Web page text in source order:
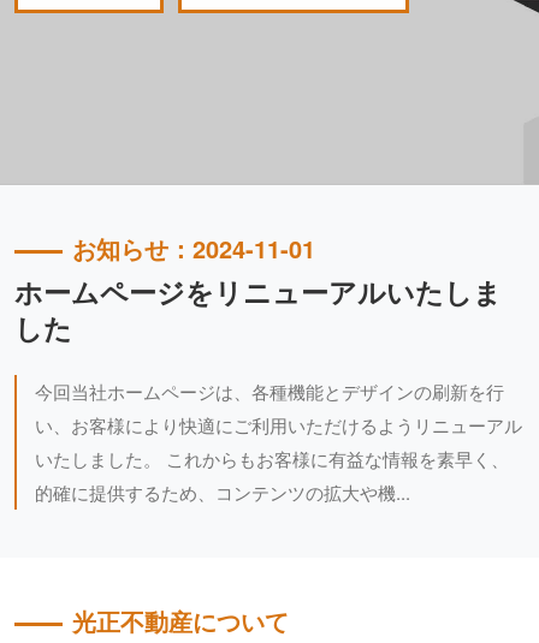
お知らせ：2024-11-01
ホームページをリニューアルいたしま
した
今回当社ホームページは、各種機能とデザインの刷新を行
い、お客様により快適にご利用いただけるようリニューアル
いたしました。 これからもお客様に有益な情報を素早く、
的確に提供するため、コンテンツの拡大や機...
光正不動産について